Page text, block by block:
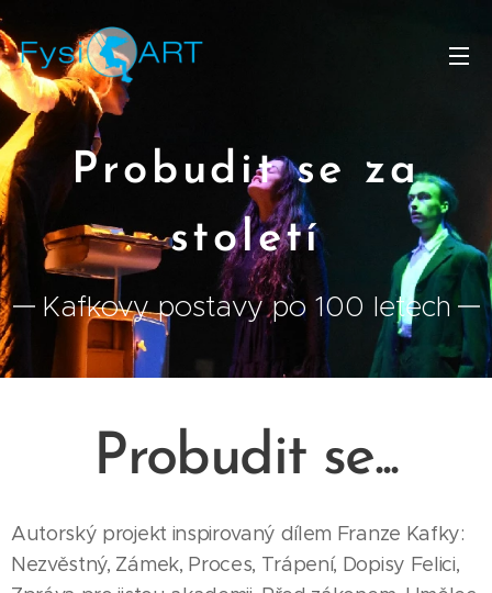
Probudit se za
století
Kafkovy postavy po 100 letech
Probudit se...
Autorský projekt inspirovaný dílem Franze Kafky:
Nezvěstný, Zámek, Proces, Trápení, Dopisy Felici,